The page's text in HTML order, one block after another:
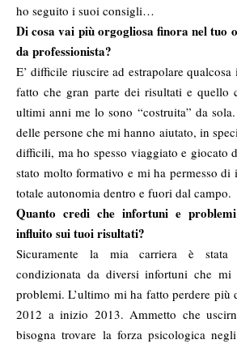
ho seguito i suoi consigli…
Di cosa vai più orgogliosa finora nel tuo
da professionista?
E’ difficile riuscire ad estrapolare
fatto che gran parte dei risultati e quello
ultimi anni me lo sono “costruita” da
delle persone che mi hanno aiutato, in
difficili, ma ho spesso viaggiato e giocato
stato molto formativo e mi ha permesso di
totale autonomia dentro e fuori dal campo.
Quanto credi che infortuni e
influito sui tuoi risultati?
Sicuramente la mia carriera è
condizionata da diversi infortuni che mi
problemi. L’ultimo mi ha fatto perdere più
2012 a inizio 2013. Ammetto che
bisogna trovare la forza psicologica